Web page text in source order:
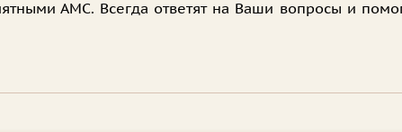
АМС. Всегда ответят на Ваши вопросы и